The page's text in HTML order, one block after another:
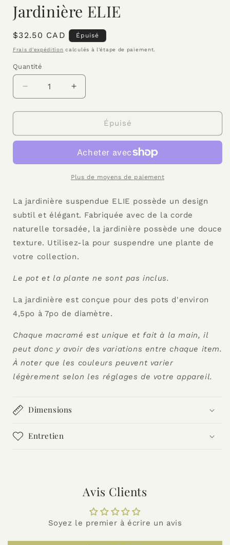
une
fenêtre
Jardinière ELIE
Prix
habituel
$32.50 CAD Épuisé
Frais d'expédition calculés à l'étape de paiement.
Quantité
Réduire
la
quantité
Jardinière
Augmenter
la
quantité
Jardinière
Épuisé
Plus de moyens de paiement
La jardinière suspendue ELIE possède un design
subtil et élégant. Fabriquée avec de la corde
naturelle torsadée, la jardinière possède une douce
texture. Utilisez-la pour suspendre une plante de
votre collection.
Le pot et la plante ne sont pas inclus.
La jardinière est conçue pour des pots d'environ
4,5po à 7po de diamètre.
Chaque macramé est unique et fait à la main, il
peut donc y avoir des variations entre chaque item.
À noter que les couleurs peuvent varier
légèrement selon les réglages de votre appareil.
Dimensions
Entretien
Avis Clients
Soyez le premier à écrire un avis